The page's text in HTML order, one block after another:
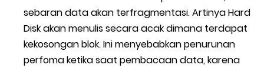
sebaran data akan terfragmentasi. Artinya Hard
Disk akan menulis secara acak dimana terdapat
kekosongan blok. Ini menyebabkan penurunan
perfoma ketika saat pembacaan data, karena